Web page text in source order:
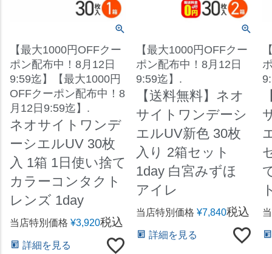
【最大1000円OFFクー
ポン配布中！8月12日
9:59迄】【最大1000円
OFFクーポン配布中！8
月12日9:59迄】.
ネオサイトワンデ
ーシエルUV 30枚
入 1箱 1日使い捨て
カラーコンタクト
レンズ 1day
当店特別価格 ¥3,920税込
詳細を見る
【最大1000円OFFクー
ポン配布中！8月12日
9:59迄】.
【送料無料】ネオ
サイトワンデーシ
エルUV新色 30枚
入り 2箱セット
1day 白宮みずほ
アイレ
当店特別価格 ¥7,840税込
詳細を見る